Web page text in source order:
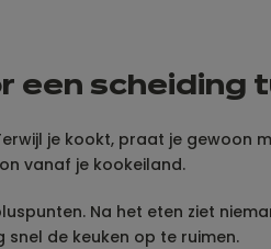
een scheiding
je kookt, praat je gewoon
vanaf je kookeiland.
Na het eten ziet
snel de keuken op te ruimen.